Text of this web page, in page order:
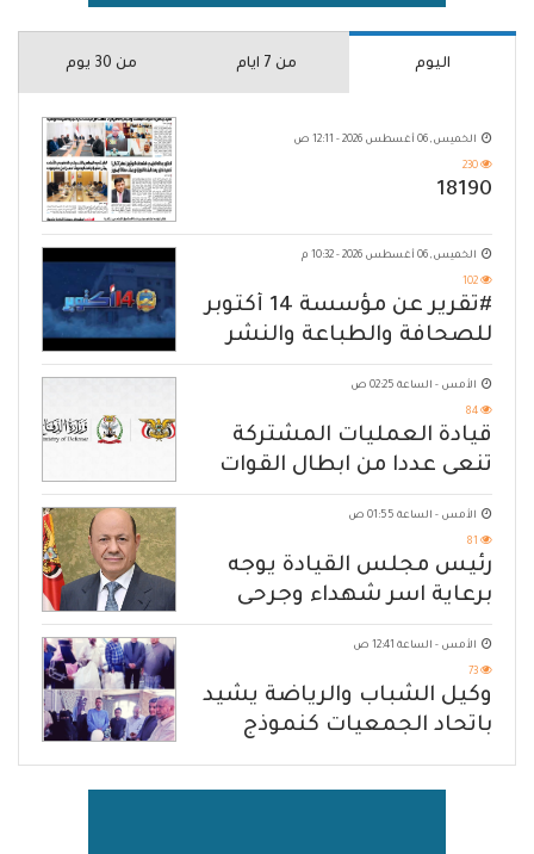
اليوم من 7 ايام من 30 يوم
الخميس, 06 أغسطس 2026 - 12:11 ص
230
18190
الخميس, 06 أغسطس 2026 - 10:32 م
102
#تقرير عن مؤسسة 14 أكتوبر
للصحافة والطباعة والنشر
الأمس - الساعة 02:25 ص
84
قيادة العمليات المشتركة
تنعى عددا من ابطال القوات
المسلحة
الأمس - الساعة 01:55 ص
81
رئيس مجلس القيادة يوجه
برعاية اسر شهداء وجرحى
الهجوم الإرهابي الحوثي والرد
الحازم على مصدر التهديد
الأمس - الساعة 12:41 ص
73
وكيل الشباب والرياضة يشيد
باتحاد الجمعيات كنموذج